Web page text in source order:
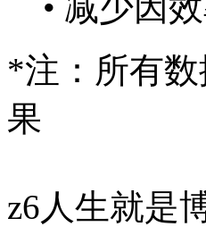
*注：所
果
z6人生就是